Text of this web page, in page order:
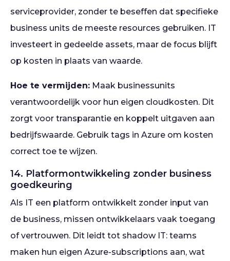
serviceprovider, zonder te beseffen dat specifieke
business units de meeste resources gebruiken. IT
investeert in gedeelde assets, maar de focus blijft
op kosten in plaats van waarde.
Hoe te vermijden: Maak businessunits
verantwoordelijk voor hun eigen cloudkosten. Dit
zorgt voor transparantie en koppelt uitgaven aan
bedrijfswaarde. Gebruik tags in Azure om kosten
correct toe te wijzen.
14. Platformontwikkeling zonder business
goedkeuring
Als IT een platform ontwikkelt zonder input van
de business, missen ontwikkelaars vaak toegang
of vertrouwen. Dit leidt tot shadow IT: teams
maken hun eigen Azure-subscriptions aan, wat